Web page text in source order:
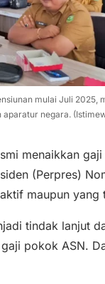
mulai Juli 2025,
negara.
menaikkan
(Perpres)
maupun yang
tindak lanjut
pokok ASN.